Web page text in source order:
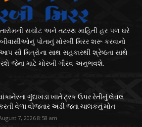
સચોટ અને તટસ્થ માહિતી હર પળ ઘરે
પોતાનું મોરબી મિરર શરૂ કરવાનો
સૌ મિત્રોના સાથ સહકારથી શ્રેષ્ઠતા સાથે
જેના માટે મોરબી ગૌરવ અનુભવશે.
ગુંદાખડા ખાતે ટ્રક ઉપર રેતીનું લેવલ
વેળા વીજતાર અડી જતા ચાલકનું મોત
7, 2026 8:58 am